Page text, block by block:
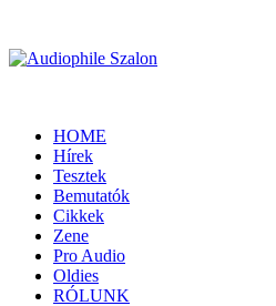
HOME
Hírek
Tesztek
Bemutatók
Cikkek
Zene
Pro Audio
Oldies
RÓLUNK